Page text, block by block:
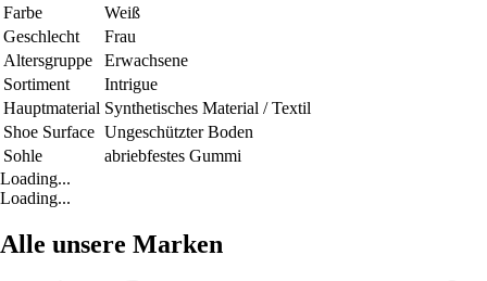
Farbe
Weiß
Geschlecht
Frau
Altersgruppe
Erwachsene
Sortiment
Intrigue
Hauptmaterial Synthetisches Material / Textil
Shoe Surface Ungeschützter Boden
Sohle
abriebfestes Gummi
Loading...
Loading...
Alle unsere Marken